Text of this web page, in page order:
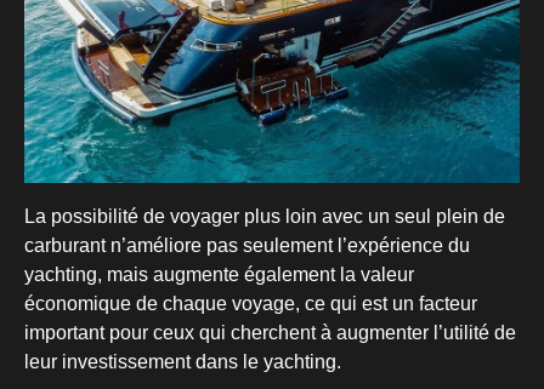
La possibilité de voyager plus loin avec un seul plein de
carburant n’améliore pas seulement l’expérience du
yachting, mais augmente également la valeur
économique de chaque voyage, ce qui est un facteur
important pour ceux qui cherchent à augmenter l’utilité de
leur investissement dans le yachting.